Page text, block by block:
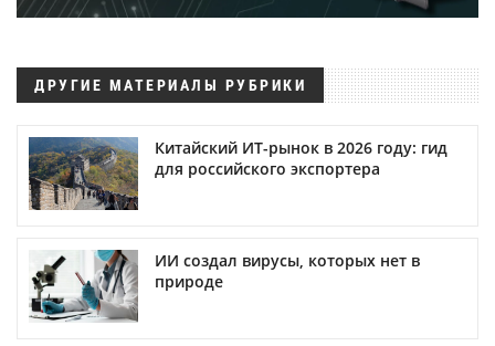
ДРУГИЕ МАТЕРИАЛЫ РУБРИКИ
Китайский ИТ-рынок в 2026 году: гид
для российского экспортера
ИИ создал вирусы, которых нет в
природе